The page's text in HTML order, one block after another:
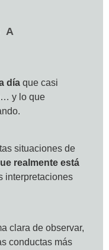
A
día que casi
y lo que
situaciones de
realmente está
interpretaciones
clara de observar,
conductas más